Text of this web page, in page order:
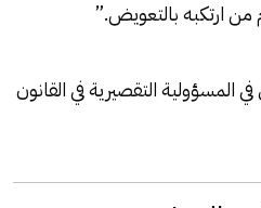
ارتكبه بالتعويض.”
المسؤولية التقصيرية في القانون